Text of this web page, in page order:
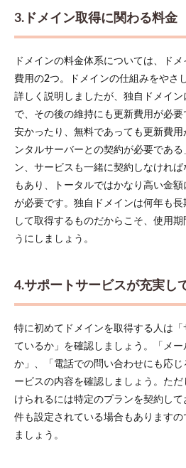
3.ドメイン取得に関わる料金
ドメインの料金体系については、ド
費用の2つ。ドメインの仕組みをやさ
詳しく説明しましたが、独自ドメイ
で、その後の維持にも更新費用が必
安かったり、無料であっても更新費
ンタルサーバーとの契約が必要であ
ン、サービスも一緒に契約しなけれ
もあり、トータルではかなり高い金
が必要です。独自ドメインは何年も
して取得するものだからこそ、使用
うにしましょう。
4.サポートサービスが充実し
特に初めてドメインを取得する人は
ているか」を確認しましょう。「メ
か」、「電話での問い合わせにも応
ービスの内容を確認しましょう。た
けられるには特定のプランを契約し
件も設定されている場合もあります
ましょう。